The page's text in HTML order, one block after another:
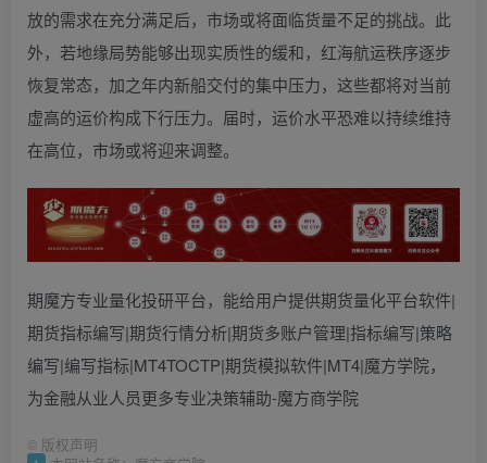
放的需求在充分满足后，市场或将面临货量不足的挑战。此
外，若地缘局势能够出现实质性的缓和，红海航运秩序逐步
恢复常态，加之年内新船交付的集中压力，这些都将对当前
虚高的运价构成下行压力。届时，运价水平恐难以持续维持
在高位，市场或将迎来调整。
期魔方专业量化投研平台，能给用户提供期货量化平台软件|
期货指标编写|期货行情分析|期货多账户管理|指标编写|策略
编写|编写指标|MT4TOCTP|期货模拟软件|MT4|魔方学院，
为金融从业人员更多专业决策辅助-魔方商学院
© 版权声明